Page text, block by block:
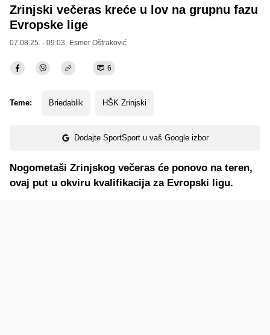
Zrinjski večeras kreće u lov na grupnu fazu
Evropske lige
07.08.25. - 09:03, Esmer Oštraković
6
Teme: Briedablik HŠK Zrinjski
Dodajte SportSport u vaš Google izbor
Nogometaši Zrinjskog večeras će ponovo na teren,
ovaj put u okviru kvalifikacija za Evropski ligu.